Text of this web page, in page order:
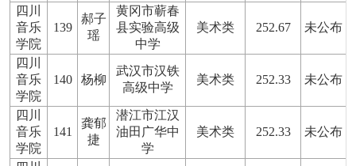
四川
音乐
学院
139
郝子
瑶
黄冈市蕲春
县实验高级
中学
美术类 252.67 未公布
四川
音乐
学院
140 杨柳
武汉市汉铁
高级中学
美术类 252.33 未公布
四川
音乐
学院
141
龚郁
捷
潜江市江汉
油田广华中
学
美术类 252.33 未公布